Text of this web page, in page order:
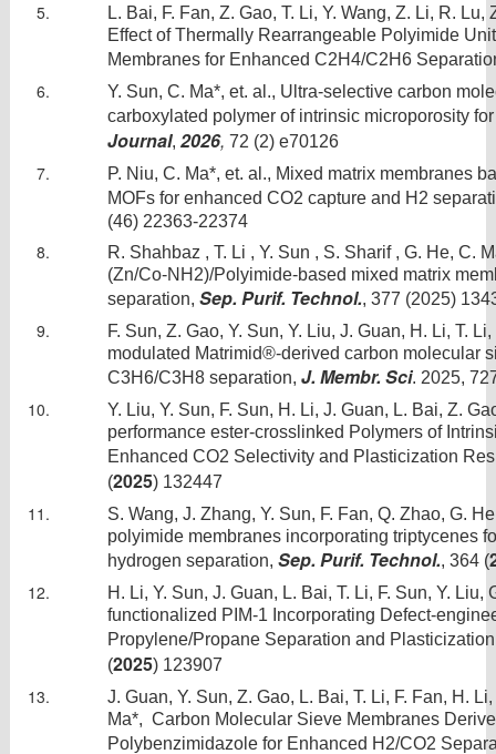
L. Bai, F. Fan, Z. Gao, T. Li, Y. Wang, Z. Li, R.
Effect of Thermally Rearrangeable Polyimide
Membranes for Enhanced C2H4/C2H6
Y. Sun, C. Ma*, et. al., Ultra-selective carbon
carboxylated polymer of intrinsic microporosity
Journal, 2026, 72 (2) e70126
P. Niu, C. Ma*, et. al., Mixed matrix membranes
MOFs for enhanced CO2 capture and H2
(46) 22363-22374
R. Shahbaz , T. Li , Y. Sun , S. Sharif , G. He, C.
(Zn/Co-NH2)/Polyimide-based mixed matrix
separation, Sep. Purif. Technol., 377 (2025)
F. Sun, Z. Gao, Y. Sun, Y. Liu, J. Guan, H. Li, T.
modulated Matrimid®-derived carbon molecular
C3H6/C3H8 separation, J. Membr. Sci. 2025,
Y. Liu, Y. Sun, F. Sun, H. Li, J. Guan, L. Bai, Z.
performance ester-crosslinked Polymers of
Enhanced CO2 Selectivity and Plasticization
(2025) 132447
S. Wang, J. Zhang, Y. Sun, F. Fan, Q. Zhao, G.
polyimide membranes incorporating triptycenes
hydrogen separation, Sep. Purif. Technol., 364 (
H. Li, Y. Sun, J. Guan, L. Bai, T. Li, F. Sun, Y. Liu,
functionalized PIM-1 Incorporating Defect-
Propylene/Propane Separation and
(2025) 123907
J. Guan, Y. Sun, Z. Gao, L. Bai, T. Li, F. Fan, H.
Ma*, Carbon Molecular Sieve Membranes
Polybenzimidazole for Enhanced H2/CO2